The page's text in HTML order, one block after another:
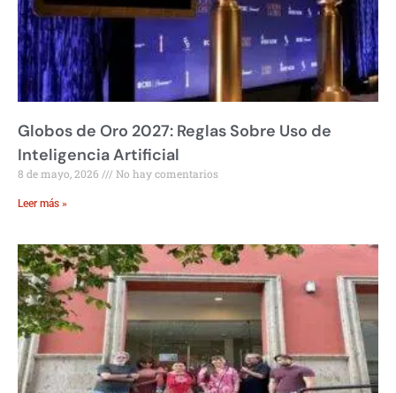
Globos de Oro 2027: Reglas Sobre Uso de
Inteligencia Artificial
8 de mayo, 2026 No hay comentarios
Leer más »